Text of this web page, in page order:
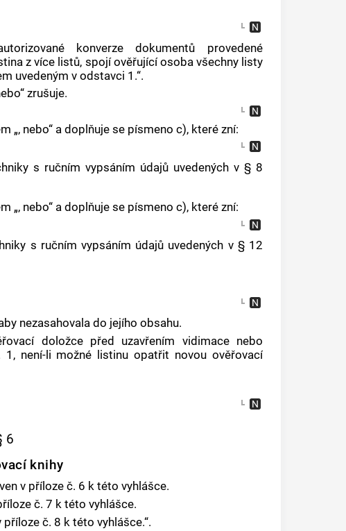
konverze dokumentů provedené
z více listů, spojí ověřující osoba všechny listy
uvedeným v odstavci 1.“.
zrušuje.
„, nebo“ a doplňuje se písmeno c), které zní:
s ručním vypsáním údajů uvedených v § 8
„, nebo“ a doplňuje se písmeno c), které zní:
s ručním vypsáním údajů uvedených v § 12
nezasahovala do jejího obsahu.
doložce před uzavřením vidimace nebo
není-li možné listinu opatřit novou ověřovací
6
knihy
v příloze č. 6 k této vyhlášce.
č. 7 k této vyhlášce.
č. 8 k této vyhlášce.“.